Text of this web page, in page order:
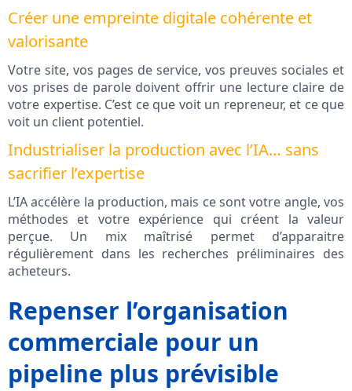
Créer une empreinte digitale cohérente et
valorisante
Votre site, vos pages de service, vos preuves sociales et
vos prises de parole doivent offrir une lecture claire de
votre expertise. C’est ce que voit un repreneur, et ce que
voit un client potentiel.
Industrialiser la production avec l’IA… sans
sacrifier l’expertise
L’IA accélère la production, mais ce sont votre angle, vos
méthodes et votre expérience qui créent la valeur
perçue. Un mix maîtrisé permet d’apparaitre
régulièrement dans les recherches préliminaires des
acheteurs.
Repenser l’organisation
commerciale pour un
pipeline plus prévisible